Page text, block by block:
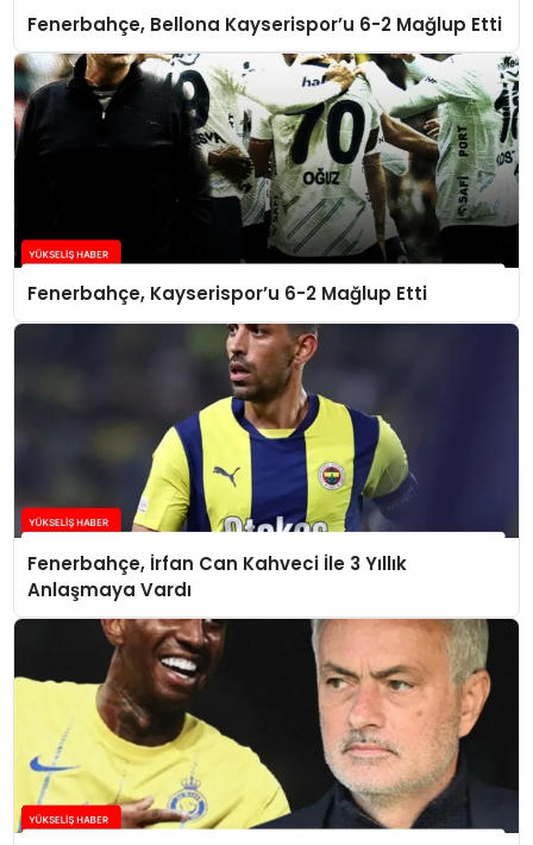
Fenerbahçe, Bellona Kayserispor’u 6-2 Mağlup Etti
Fenerbahçe, Kayserispor’u 6-2 Mağlup Etti
Fenerbahçe, İrfan Can Kahveci İle 3 Yıllık
Anlaşmaya Vardı